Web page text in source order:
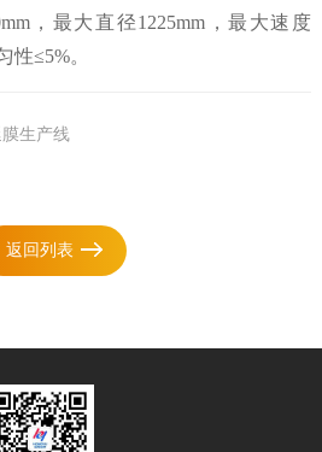
，最大直径1225mm，最大速度
性≤5%。
生产线
返回列表